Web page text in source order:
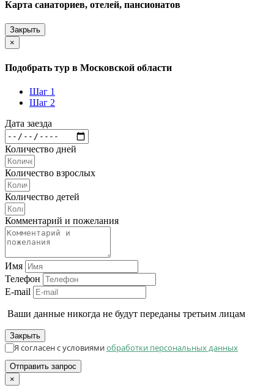
Карта санаториев, отелей, пансионатов
Закрыть
×
Подобрать тур в Московской области
Шаг 1
Шаг 2
Дата заезда
Количество дней
Количество взрослых
Количество детей
Комментарий и пожелания
Имя
Телефон
E-mail
Ваши данные никогда не будут переданы третьим лицам
Закрыть
Я согласен с условиямиобработки персональных данных
Отправить запрос
×